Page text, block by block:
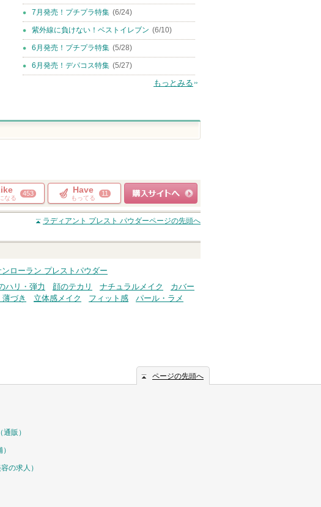
7月発売！プチプラ特集 (6/24)
紫外線に負けない！ベストイレブン (6/10)
6月発売！プチプラ特集 (5/28)
6月発売！デパコス特集 (5/27)
もっとみる
なる
453 Have
もってる
11
ショッピングサイト
へ
ラディアント プレスト パウダーページの先頭へ
ンローラン プレストパウダー
ハリ・弾力 顔のテカリ ナチュラルメイク
カバー
づき 立体感メイク フィット感
パール・ラメ
ページの先頭へ
（通販）
容の求人）